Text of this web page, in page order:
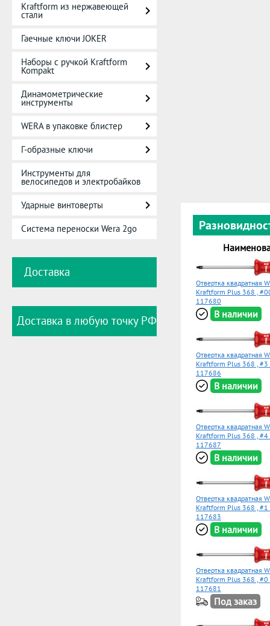
Kraftform из нержавеющей
стали
Гаечные ключи JOKER
Наборы с ручкой Kraftform
Kompakt
Динамометрические
инструменты
WERA в упаковке блистер
Г-образные ключи
Инструменты для
велосипедов и электробайков
Ударные винтоверты
Система переноски Wera 2go
Доставка
Доставка в любую точку РФ
Отвертка квадратная
Kraftform Plus 368 ,
117680
В наличии
Отвертка квадратная
Kraftform Plus 368 ,
117686
В наличии
Отвертка квадратная
Kraftform Plus 368 ,
117687
В наличии
Отвертка квадратная
Kraftform Plus 368 ,
117683
В наличии
Отвертка квадратная
Kraftform Plus 368 ,
117681
Под заказ